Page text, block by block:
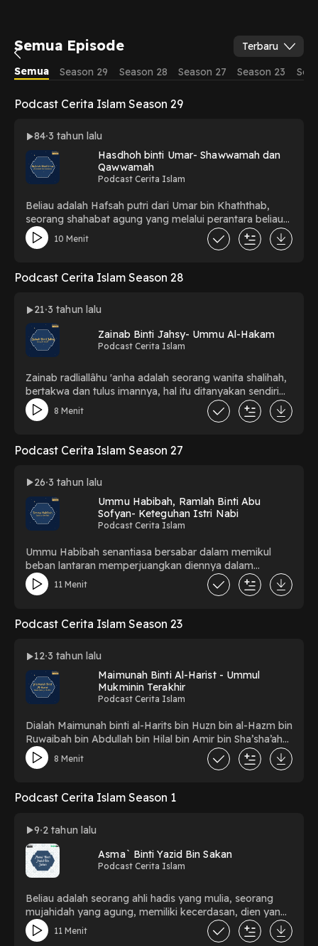
Semua Episode
Terbaru
Semua
Season 29 Season 28 Season 27 Season 23
Podcast Cerita Islam Season 29
84 3 tahun lalu
Hasdhoh binti Umar- Shawwamah dan
Qawwamah
Podcast Cerita Islam
Beliau adalah Hafsah putri dari Umar bin Khaththab,
seorang shahabat agung yang melalui perantara beliau-
lah Islam memiliki wibawa. Hafshoh adalah seorang
wanita yang masih muda dan berparas cantik, bertaqwa
10 Menit
Podcast Cerita Islam Season 28
21 3 tahun lalu
Zainab Binti Jahsy- Ummu Al-Hakam
Podcast Cerita Islam
Zainab radliallâhu 'anha adalah seorang wanita shalihah,
bertakwa dan tulus imannya, hal itu ditanyakan sendiri
oleh sayyidah 'Aisyah radliallâhu 'anha tatkala
berkata:"Aku tidak lihat seorangpun yang lebih baik
paling jujur perkataannya, paling banyak menyambung
shadaqah dan taqarrub kepada Allah 'Azza wa Jalla"
8 Menit
Podcast Cerita Islam Season 27
26 3 tahun lalu
Ummu Habibah, Ramlah Binti Abu
Sofyan- Keteguhan Istri Nabi
Podcast Cerita Islam
Ummu Habibah senantiasa bersabar dalam memikul
beban lantaran memperjuangkan diennya dalam
keterasingan dan hanya seorang diri, jauh dari keluarga
dan kampung halaman bahkan terjadi musibah yang
11 Menit
Podcast Cerita Islam Season 23
12 3 tahun lalu
Maimunah Binti Al-Harist - Ummul
Mukminin Terakhir
Podcast Cerita Islam
Dialah Maimunah binti al-Harits bin Huzn bin al-Hazm bin
Ruwaibah bin Abdullah bin Hilal bin Amir bin Sha’sha’ah
al-Hilaliyah. Saudari dari Ummul Fadhl istri Abbas. Beliau
adalah bibi dari Khalid bin Walid dan juga bibi dari Ibnu
masyhur dengan keutamaannya, nasabnya dan
8 Menit
Podcast Cerita Islam Season 1
9 2 tahun lalu
Asma` Binti Yazid Bin Sakan
Podcast Cerita Islam
Beliau adalah seorang ahli hadis yang mulia, seorang
mujahidah yang agung, memiliki kecerdasan, dien yang
bagus dan ahli argumen, sehingga beliau menjuliki
sebagai “juru bicara wanita”. Diantara keistimewaan
11 Menit